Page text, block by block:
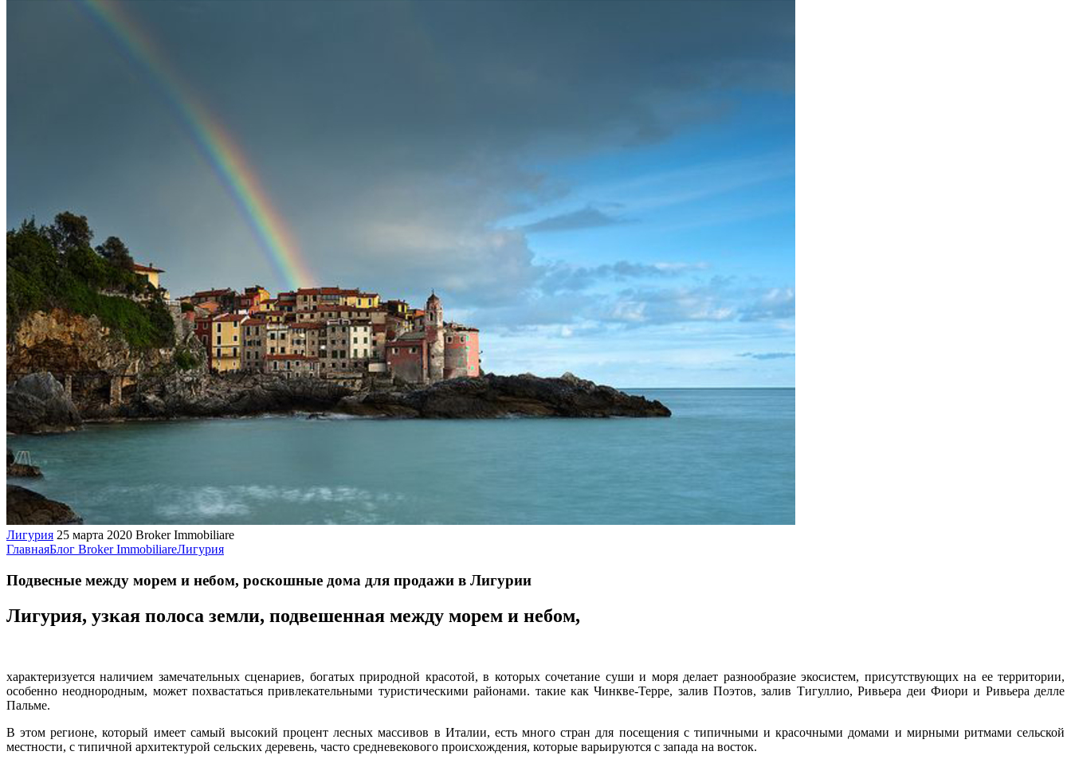
Лигурия 25 марта 2020 Broker Immobiliare
ГлавнаяБлог Broker ImmobiliareЛигурия
Подвесные между морем и небом, роскошные дома для продажи в Лигурии
Лигурия, узкая полоса земли, подвешенная между морем и небом,
характеризуется наличием замечательных сценариев, богатых природной красотой, в которых сочетание суши и моря делает разнообразие экосистем, присутствующих на ее территории,
особенно неоднородным, может похвастаться привлекательными туристическими районами. такие как Чинкве-Терре, залив Поэтов, залив Тигуллио, Ривьера деи Фиори и Ривьера делле
Пальме.
В этом регионе, который имеет самый высокий процент лесных массивов в Италии, есть много стран для посещения с типичными и красочными домами и мирными ритмами сельской
местности, с типичной архитектурой сельских деревень, часто средневекового происхождения, которые варьируются с запада на восток.